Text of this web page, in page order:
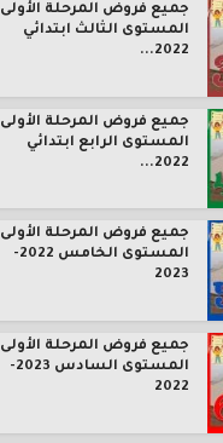
جميع فروض المرحلة الأولى
المستوى الثالث ابتدائي
2022...
جميع فروض المرحلة الأولى
المستوى الرابع ابتدائي
2022...
جميع فروض المرحلة الأولى
المستوى الخامس 2022-
2023
جميع فروض المرحلة الأولى
المستوى السادس 2023-
2022